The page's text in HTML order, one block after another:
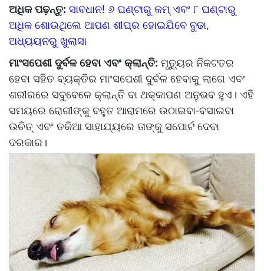
ଅଧିକ ପଢ଼ନ୍ତୁ: ସାବଧାନ! ୬ ଘଣ୍ଟାରୁ କମ୍‌ ଏବଂ ୮ ଘଣ୍ଟାରୁ
ଅଧିକ ଶୋଉଥିଲେ ଆପଣ ଶୀଘ୍ର ହୋଇଯିବେ ବୁଢା,
ଅଧ୍ୟୟନରୁ ଖୁଲାସା
ମାଂସପେଶୀ ଦୁର୍ବଳ ହେବା ଏବଂ କ୍ଲାନ୍ତି: ମୃତ୍ୟୁର ନିକଟତର
ହେବା ସହିତ ବ୍ୟକ୍ତିର ମାଂସପେଶୀ ଦୁର୍ବଳ ହେବାକୁ ଲାଗେ ଏବଂ
ଶରୀରରେ ସବୁବେଳେ କ୍ଲାନ୍ତି ବା ଥକ୍କାପଣ ଅନୁଭବ ହୁଏ। ଏହି
ସମୟରେ ରୋଗୀଙ୍କୁ ବହୁତ ଆରାମରେ ଉଠାଇବା-ବସାଇବା
ଉଚିତ୍‌ ଏବଂ ତକିଆ ସାହାଯ୍ୟରେ ତାଙ୍କୁ ସପୋର୍ଟ ଦେବା
ଦରକାର।